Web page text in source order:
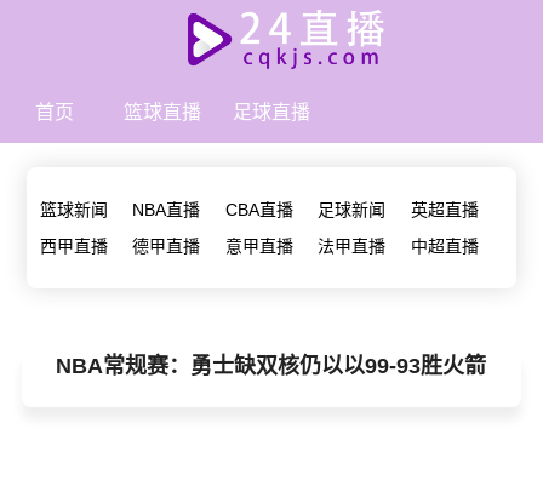
首页 篮球直播 足球直播
篮球新闻 NBA直播 CBA直播 足球新闻
英超直播
西甲直播
德甲直播 意甲直播 法甲直播 中超直播
NBA常规赛：勇士缺双核仍以以99-93胜火箭